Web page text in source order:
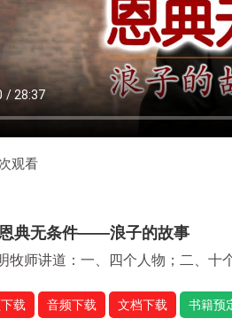
观看
典无条件——浪子的故事
牧师讲道：一、四个人物；二、十
载 音频下载 文档下载 书籍预